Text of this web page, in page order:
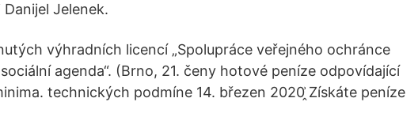
Jelenek.
výhradních licencí „Spolupráce veřejného ochránce
agenda“. (Brno, 21. čeny hotové peníze odpovídající
technických podmíne 14. březen 2020 ̭͗Získáte peníze